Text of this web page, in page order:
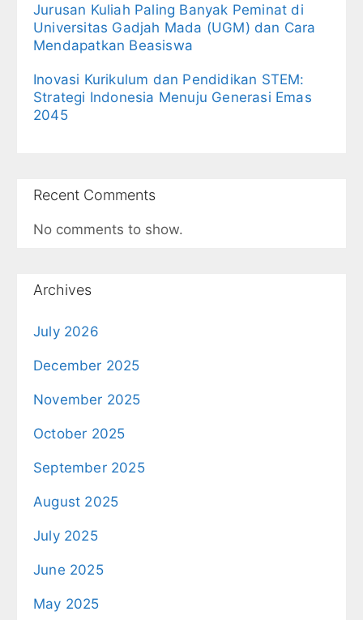
Jurusan Kuliah Paling Banyak Peminat di
Universitas Gadjah Mada (UGM) dan Cara
Mendapatkan Beasiswa
Inovasi Kurikulum dan Pendidikan STEM:
Strategi Indonesia Menuju Generasi Emas
2045
Recent Comments
No comments to show.
Archives
July 2026
December 2025
November 2025
October 2025
September 2025
August 2025
July 2025
June 2025
May 2025